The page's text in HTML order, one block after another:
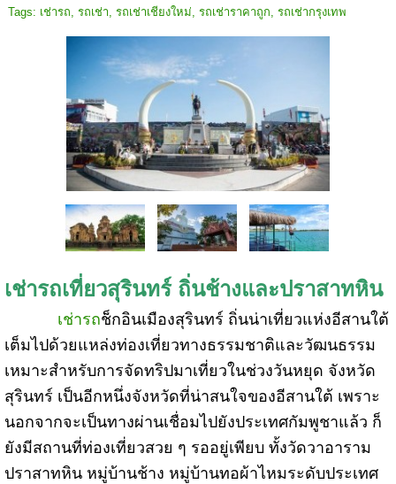
Tags: เช่ารถ, รถเช่า, รถเช่าเชียงใหม่, รถเช่าราคาถูก, รถเช่ากรุงเทพ
เช่ารถเที่ยวสุรินทร์ ถิ่นช้างและปราสาทหิน
เช่ารถช็กอินเมืองสุรินทร์ ถิ่นน่าเที่ยวแห่งอีสานใต้
เต็มไปด้วยแหล่งท่องเที่ยวทางธรรมชาติและวัฒนธรรม
เหมาะสำหรับการจัดทริปมาเที่ยวในช่วงวันหยุด จังหวัด
สุรินทร์ เป็นอีกหนึ่งจังหวัดที่น่าสนใจของอีสานใต้ เพราะ
นอกจากจะเป็นทางผ่านเชื่อมไปยังประเทศกัมพูชาแล้ว ก็
ยังมีสถานที่ท่องเที่ยวสวย ๆ รออยู่เพียบ ทั้งวัดวาอาราม
ปราสาทหิน หมู่บ้านช้าง หมู่บ้านทอผ้าไหมระดับประเทศ